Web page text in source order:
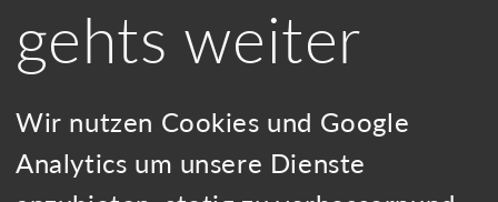
Telefon:
07071 5498207
Zertifiziert durch Lexoffice
gehts weiter
Wir nutzen Cookies und Google
Analytics um unsere Dienste